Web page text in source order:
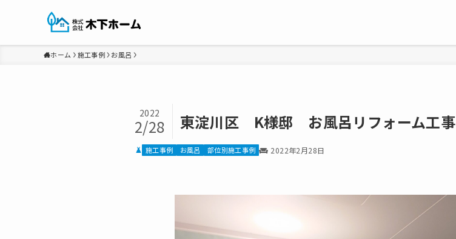
ホーム 施工事例 お風呂
東淀川区 K様邸 お風呂リフォーム工事
2022
2/28
施工事例 お風呂 部位別施工事例 2022年2月28日